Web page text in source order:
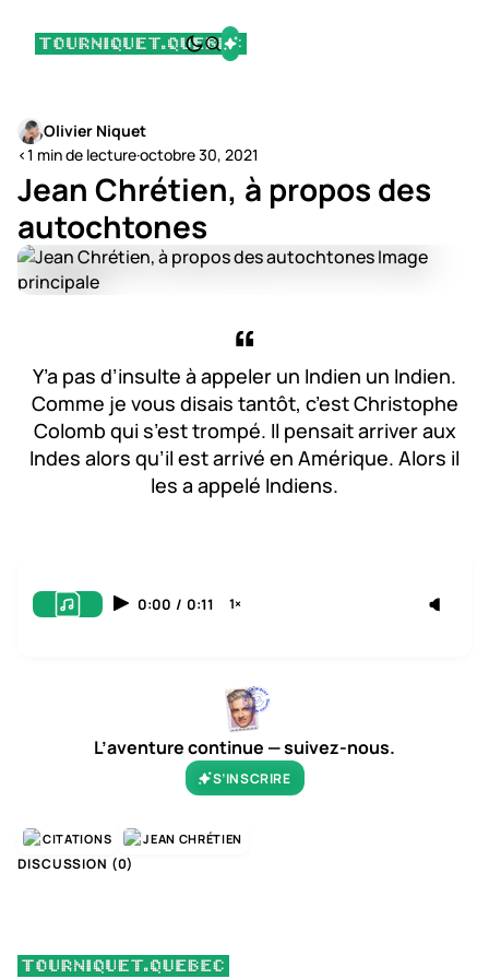
Olivier Niquet
<1 min de lecture·octobre 30, 2021
Jean Chrétien, à propos des
autochtones
Y’a pas d’insulte à appeler un Indien un Indien.
Comme je vous disais tantôt, c’est Christophe
Colomb qui s’est trompé. Il pensait arriver aux
Indes alors qu’il est arrivé en Amérique. Alors il
les a appelé Indiens.
0:00 / 0:11 1×
L’aventure continue — suivez-nous.
S’INSCRIRE
CITATIONS JEAN CHRÉTIEN
DISCUSSION (0)